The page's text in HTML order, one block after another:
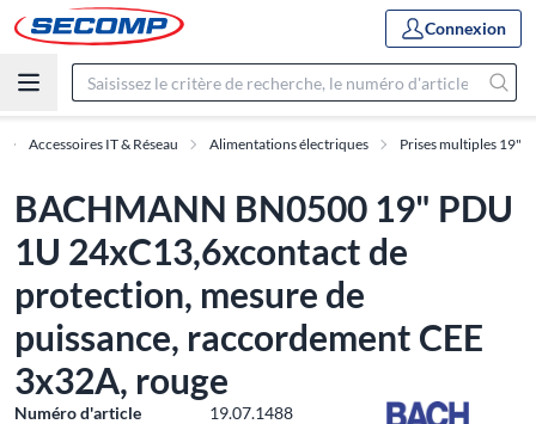
Connexion
Accessoires IT & Réseau Alimentations électriques Prises multiples 19"
BACHMANN BN0500 19" PDU
1U 24xC13,6xcontact de
protection, mesure de
puissance, raccordement CEE
3x32A, rouge
Numéro d'article
19.07.1488